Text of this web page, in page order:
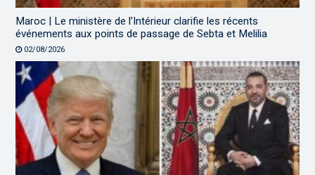
Maroc | Le ministère de l’Intérieur clarifie les récents
événements aux points de passage de Sebta et Melilia
02/08/2026